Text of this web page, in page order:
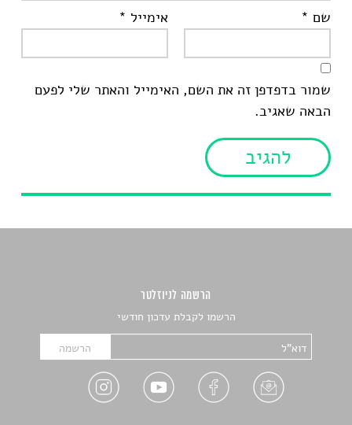
שם * אימייל *
שמור בדפדפן זה את השם, האימייל והאתר שלי לפעם
הבאה שאגיב.
הרשמה לניוזלטר
הרשמו לקבלת עדכון חודשי